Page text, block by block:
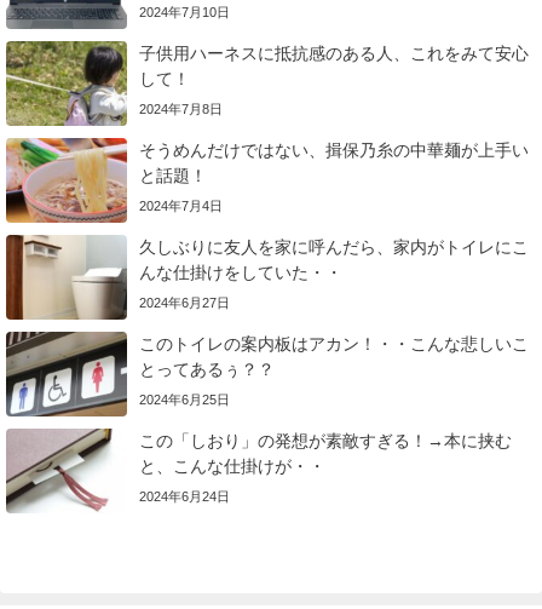
2024年7月10日
子供用ハーネスに抵抗感のある人、これをみて安心
して！
2024年7月8日
そうめんだけではない、揖保乃糸の中華麺が上手い
と話題！
2024年7月4日
久しぶりに友人を家に呼んだら、家内がトイレにこ
んな仕掛けをしていた・・
2024年6月27日
このトイレの案内板はアカン！・・こんな悲しいこ
とってあるぅ？？
2024年6月25日
この「しおり」の発想が素敵すぎる！→本に挟む
と、こんな仕掛けが・・
2024年6月24日